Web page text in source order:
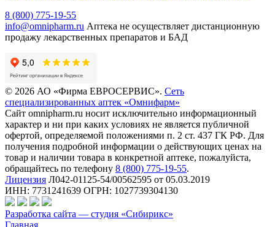
8 (800) 775-19-55
info@omnipharm.ru Аптека не осуществляет дистанционную
продажу лекарственных препаратов и БАД
© 2026 АО «Фирма ЕВРОСЕРВИС». Сеть
специализированных аптек «Омнифарм»
Сайт omnipharm.ru носит исключительно информационный
характер и ни при каких условиях не является публичной
офертой, определяемой положениями п. 2 ст. 437 ГК РФ. Для
получения подробной информации о действующих ценах на
товар и наличии товара в конкретной аптеке, пожалуйста,
обращайтесь по телефону 8 (800) 775-19-55.
Лицензия Л042-01125-54/00562595 от 05.03.2019
ИНН: 7731241639 ОГРН: 1027739304130
Разработка сайта — студия «Сибирикс»
Главная